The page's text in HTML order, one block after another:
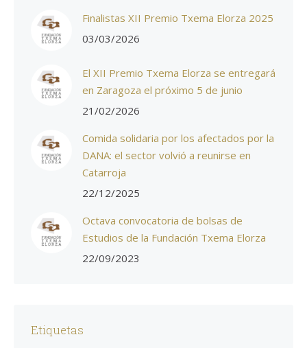
Finalistas XII Premio Txema Elorza 2025
03/03/2026
El XII Premio Txema Elorza se entregará
en Zaragoza el próximo 5 de junio
21/02/2026
Comida solidaria por los afectados por la
DANA: el sector volvió a reunirse en
Catarroja
22/12/2025
Octava convocatoria de bolsas de
Estudios de la Fundación Txema Elorza
22/09/2023
Etiquetas